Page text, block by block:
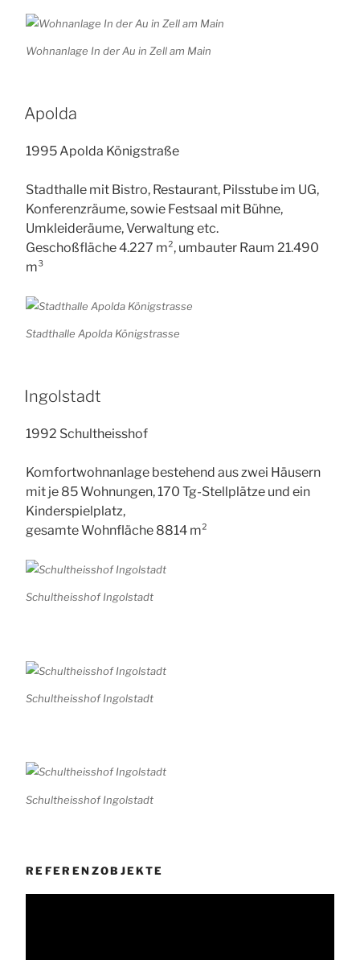
Wohnanlage In der Au in Zell am Main
Apolda
1995 Apolda Königstraße
Stadthalle mit Bistro, Restaurant, Pilsstube im UG,
Konferenzräume, sowie Festsaal mit Bühne,
Umkleideräume, Verwaltung etc.
Geschoßfläche 4.227 m², umbauter Raum 21.490
m³
Stadthalle Apolda Königstrasse
Ingolstadt
1992 Schultheisshof
Komfortwohnanlage bestehend aus zwei Häusern
mit je 85 Wohnungen, 170 Tg-Stellplätze und ein
Kinderspielplatz,
gesamte Wohnfläche 8814 m²
Schultheisshof Ingolstadt
Schultheisshof Ingolstadt
Schultheisshof Ingolstadt
REFERENZOBJEKTE